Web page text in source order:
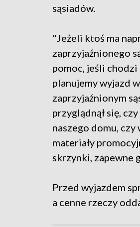
sąsiadów.
"Jeżeli ktoś ma
zaprzyjaźnionego
pomoc, jeśli
planujemy wyjazd
zaprzyjaźnionym
przyglądnął się,
naszego domu,
materiały
skrzynki, zapewne
Przed wyjazdem
a cenne rzeczy